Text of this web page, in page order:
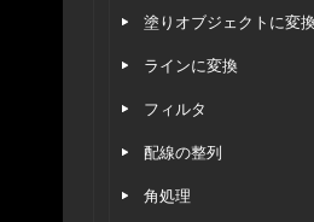
塗りオブジェクトに変
ラインに変換
フィルタ
配線の整列
角処理